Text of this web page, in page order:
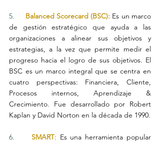
5. Balanced Scorecard (BSC): Es un marco
de gestión estratégico que ayuda a las
organizaciones a alinear sus objetivos y
estrategias, a la vez que permite medir el
progreso hacia el logro de sus objetivos. El
BSC es un marco integral que se centra en
cuatro perspectivas: Financiera, Cliente,
Procesos internos, Aprendizaje &
Crecimiento. Fue desarrollado por Robert
6. SMART: Es una herramienta popular